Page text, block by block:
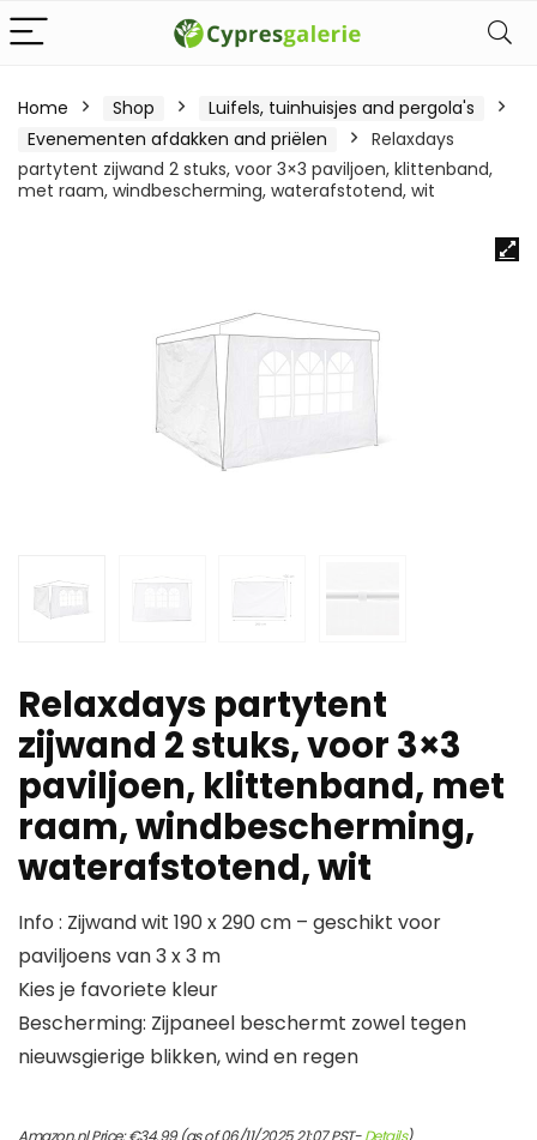
Home Shop
Luifels, tuinhuisjes and pergola's
Evenementen afdakken and priëlen
Relaxdays
partytent zijwand 2 stuks, voor 3×3 paviljoen, klittenband,
met raam, windbescherming, waterafstotend, wit
Relaxdays partytent
zijwand 2 stuks, voor 3×3
paviljoen, klittenband, met
raam, windbescherming,
waterafstotend, wit
Info : Zijwand wit 190 x 290 cm – geschikt voor
paviljoens van 3 x 3 m
Kies je favoriete kleur
Bescherming: Zijpaneel beschermt zowel tegen
nieuwsgierige blikken, wind en regen